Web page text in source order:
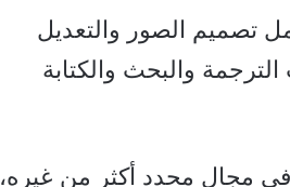
تصميم الصور والتعديل
والبحث والكتابة
مجال محدد أكثر من غيره،